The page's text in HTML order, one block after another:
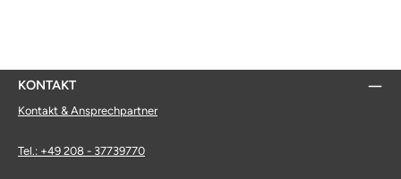
KONTAKT
Kontakt & Ansprechpartner
Tel.: +49 208 - 37739770